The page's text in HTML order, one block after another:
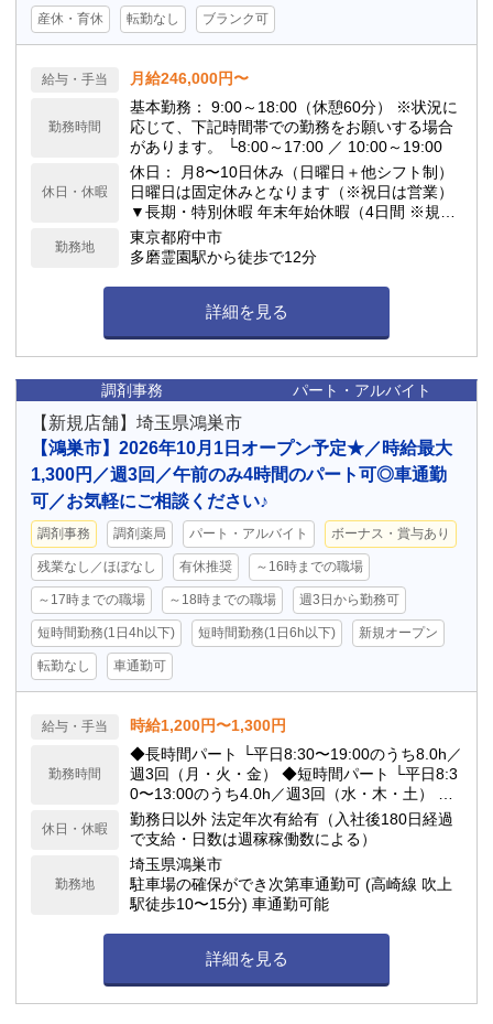
産休・育休 転勤なし ブランク可
給与・手当 月給246,000円〜
勤務時間
基本勤務： 9:00～18:00（休憩60分） ※状況に
応じて、下記時間帯での勤務をお願いする場合
があります。 └8:00～17:00 ／ 10:00～19:00
休日・休暇
休日： 月8〜10日休み（日曜日＋他シフト制）
日曜日は固定休みとなります（※祝日は営業）
▼長期・特別休暇 年末年始休暇（4日間 ※規定
あり） 夏季休暇（3日間 ※規定あり） 産前産後
休暇・育児休暇 ／ 慶弔休暇 有給休暇（法定通
勤務地
東京都府中市
多磨霊園駅から徒歩で12分
詳細を見る
調剤事務 パート・アルバイト
【新規店舗】埼玉県鴻巣市
【鴻巣市】2026年10月1日オープン予定★／時給最大
1,300円／週3回／午前のみ4時間のパート可◎車通勤
可／お気軽にご相談ください♪
調剤事務 調剤薬局 パート・アルバイト ボーナス・賞与あり
残業なし／ほぼなし 有休推奨 ～16時までの職場
～17時までの職場 ～18時までの職場 週3日から勤務可
短時間勤務(1日4h以下) 短時間勤務(1日6h以下) 新規オープン
転勤なし 車通勤可
給与・手当 時給1,200円〜1,300円
勤務時間
◆長時間パート └平日8:30〜19:00のうち8.0h／
週3回（月・火・金） ◆短時間パート └平日8:3
0〜13:00のうち4.0h／週3回（水・木・土） ◆
残業について（既存店実績） └平均残業時間：
月1.0時間程度 ※混雑状況による短時間の残業
はありますが、多くても月合計2時間程度と少な
めです。 【備考】 年に3〜4回ほど、地域の輪
番制による「休日当番（出勤）」があります。
休日・休暇
勤務日以外 法定年次有給有（入社後180日経過
で支給・日数は週稼稼働数による）
勤務地
埼玉県鴻巣市
駐車場の確保ができ次第車通勤可 (高崎線 吹上
駅徒歩10〜15分) 車通勤可能
詳細を見る